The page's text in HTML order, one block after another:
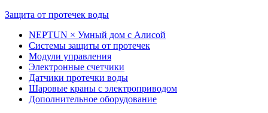
Защита от протечек воды
NEPTUN × Умный дом с Алисой
Системы защиты от протечек
Модули управления
Электронные счетчики
Датчики протечки воды
Шаровые краны с электроприводом
Дополнительное оборудование